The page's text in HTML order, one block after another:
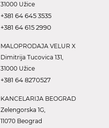
31000 Užice
+381 64 645 3535
+381 64 615 2990
MALOPRODAJA VELUR X
Dimitrija Tucovica 131,
31000 Užice
+381 64 8270527
KANCELARIJA BEOGRAD
Zelengorska 1G,
11070 Beograd